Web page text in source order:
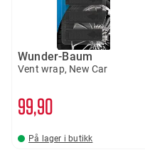
Wunder-Baum
Vent wrap, New Car
99 90
På lager i butikk